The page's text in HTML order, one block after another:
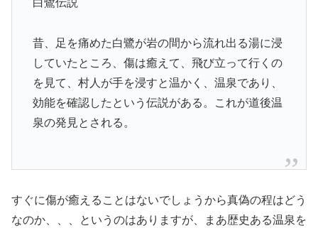
白鷺伝説
昔、足を痛めた白鷺が岩の間から流れ出る湯に浸
していたところ、傷は癒えて、飛び立って行くの
を見て、村人が手を浸すと温かく、温泉であり、
効能を確認したという伝説がある。これが道後温
泉の発見とされる。
すぐに傷が癒えることはないでしょうから真偽の程はどう
なのか、、、というのはありますが、まあ歴史ある温泉を